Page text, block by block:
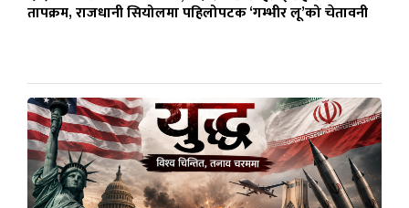
तापक्रम, राजधानी सियोलमा पहिलोपटक ‘गम्भीर लू’को चेतावनी